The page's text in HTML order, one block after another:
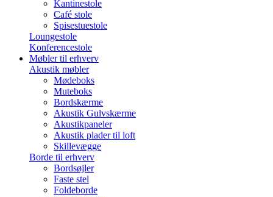
Kantinestole
Café stole
Spisestuestole
Loungestole
Konferencestole
Møbler til erhverv
Akustik møbler
Mødeboks
Muteboks
Bordskærme
Akustik Gulvskærme
Akustikpaneler
Akustik plader til loft
Skillevægge
Borde til erhverv
Bordsøjler
Faste stel
Foldeborde